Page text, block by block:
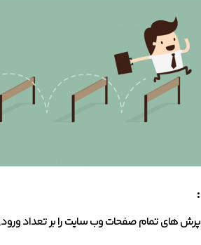
پرش های تمام صفحات وب سایت را بر